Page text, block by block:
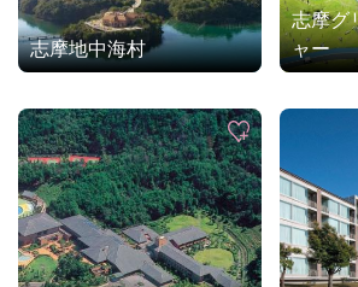
志摩地中海村
志摩グ
ャー